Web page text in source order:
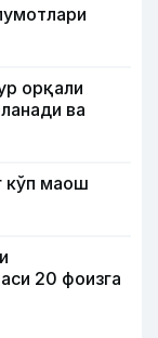
орқали
ва
кўп маош
20 фоизга